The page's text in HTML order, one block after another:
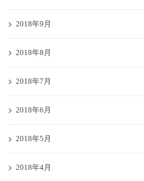
2018年9月
2018年8月
2018年7月
2018年6月
2018年5月
2018年4月